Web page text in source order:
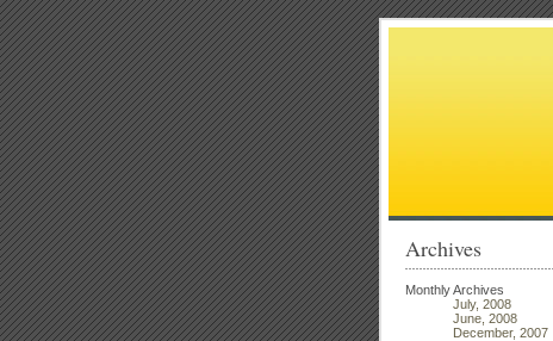
Archives
Monthly Archives
July, 2008
June, 2008
December, 2007